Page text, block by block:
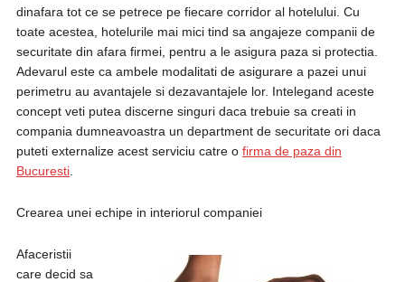
dinafara tot ce se petrece pe fiecare corridor al hotelului. Cu
toate acestea, hotelurile mai mici tind sa angajeze companii de
securitate din afara firmei, pentru a le asigura paza si protectia.
Adevarul este ca ambele modalitati de asigurare a pazei unui
perimetru au avantajele si dezavantajele lor. Intelegand aceste
concept veti putea discerne singuri daca trebuie sa creati in
compania dumneavoastra un department de securitate ori daca
puteti externalize acest serviciu catre o firma de paza din
Bucuresti.
Crearea unei echipe in interiorul companiei
Afaceristii
care decid sa